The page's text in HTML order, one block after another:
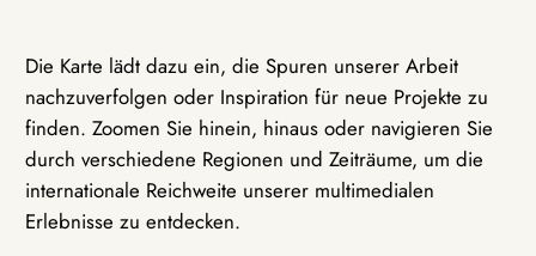
Die Karte lädt dazu ein, die Spuren unserer Arbeit
nachzuverfolgen oder Inspiration für neue Projekte zu
finden. Zoomen Sie hinein, hinaus oder navigieren Sie
durch verschiedene Regionen und Zeiträume, um die
internationale Reichweite unserer multimedialen
Erlebnisse zu entdecken.